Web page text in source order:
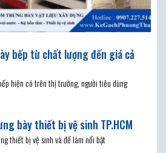
bếp từ chất lượng đến giá cả
hiện có trên thị trường, người tiêu dùng
bày thiết bị vệ sinh TP.HCM
thiết bị vệ sinh và để làm nổi bật